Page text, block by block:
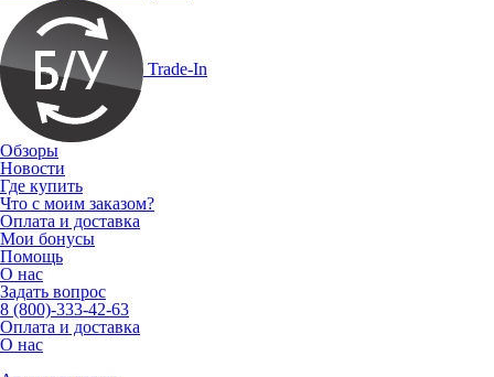
Trade-In
Обзоры
Новости
Где купить
Что с моим заказом?
Оплата и доставка
Мои бонусы
Помощь
О нас
Задать вопрос
8 (800)-333-42-63
Оплата и доставка
О нас